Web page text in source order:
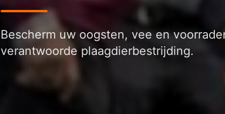
Bescherm uw oogsten, vee en
verantwoorde plaagdierbestrijding.